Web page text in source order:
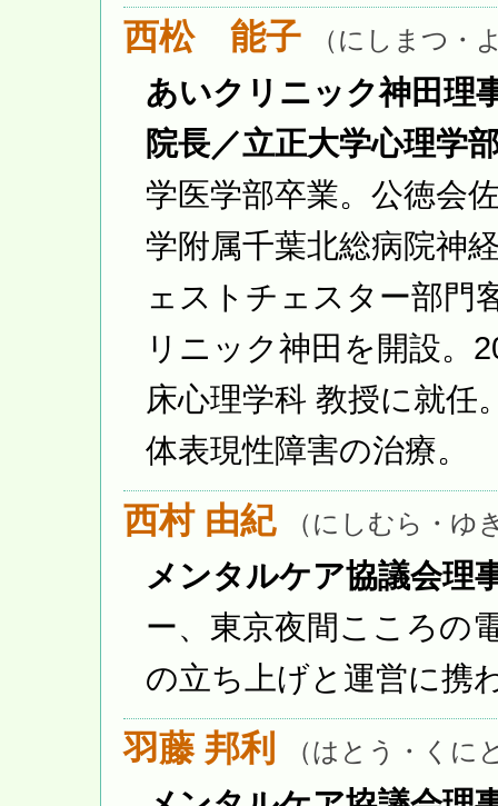
西松 能子 （にしまつ・
あいクリニック神田理
院長／立正大学心理学
学医学部卒業。公徳会
学附属千葉北総病院神
ェストチェスター部門
リニック神田を開設。
床心理学科 教授に就任
体表現性障害の治療。
西村 由紀 （にしむら・ゆ
メンタルケア協議会理
ー、東京夜間こころの
の立ち上げと運営に携
羽藤 邦利 （はとう・くに